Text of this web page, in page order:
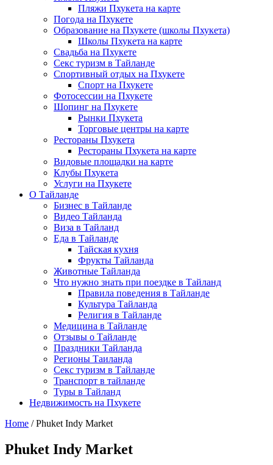
Пляжи Пхукета на карте
Погода на Пхукете
Образование на Пхукете (школы Пхукета)
Школы Пхукета на карте
Свадьба на Пхукете
Секс туризм в Тайланде
Спортивный отдых на Пхукете
Спорт на Пхукете
Фотосессии на Пхукете
Шопинг на Пхукете
Рынки Пхукета
Торговые центры на карте
Рестораны Пхукета
Рестораны Пхукета на карте
Видовые площадки на карте
Клубы Пхукета
Услуги на Пхукете
О Тайланде
Бизнес в Тайланде
Видео Тайланда
Виза в Тайланд
Еда в Тайланде
Тайская кухня
Фрукты Тайланда
Животные Тайланда
Что нужно знать при поездке в Тайланд
Правила поведения в Тайланде
Культура Тайланда
Религия в Тайланде
Медицина в Тайланде
Отзывы о Тайланде
Праздники Тайланда
Регионы Таиланда
Секс туризм в Тайланде
Транспорт в тайланде
Туры в Тайланд
Недвижимость на Пхукете
Home / Phuket Indy Market
Phuket Indy Market